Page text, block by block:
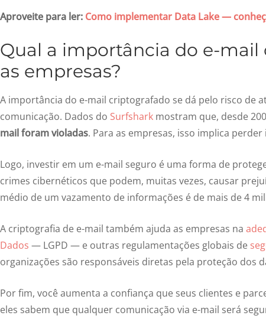
Aproveite para ler: Como implementar Data Lake —
Qual a importância do e-mail
as empresas?
A importância do e-mail criptografado se dá pelo risco de
comunicação. Dados do Surfshark mostram que, desde
mail foram violadas. Para as empresas, isso implica
Logo, investir em um e-mail seguro é uma forma de
crimes cibernéticos que podem, muitas vezes, causar
médio de um vazamento de informações é de mais de 4
A criptografia de e-mail também ajuda as empresas na
Dados — LGPD — e outras regulamentações globais de
organizações são responsáveis diretas pela proteção dos
Por fim, você aumenta a confiança que seus clientes e
eles sabem que qualquer comunicação via e-mail será